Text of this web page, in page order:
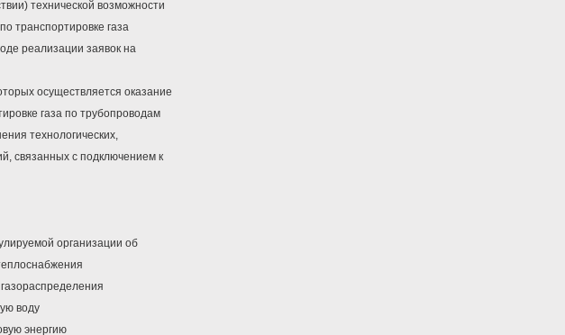
технической возможности
транспортировке газа
реализации заявок на
осуществляется оказание
газа по трубопроводам
технологических,
связанных с подключением к
организации об
воду
энергию